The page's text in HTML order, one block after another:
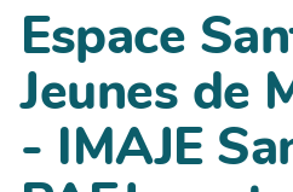
Espace
Jeunes de
- IMAJE